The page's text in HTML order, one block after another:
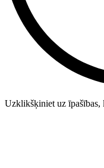
Uzklikšķiniet uz īpašības,